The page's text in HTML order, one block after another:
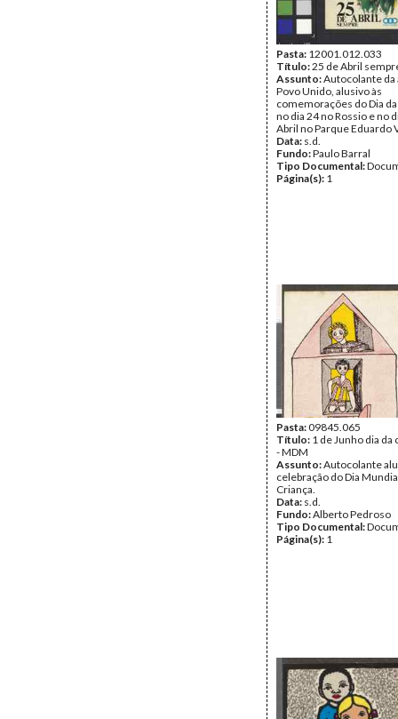
Pasta: 12001.012.033
Título:25 de Abril
Assunto:Autocolante da
Povo Unido, alusivo às
comemorações do Dia
no dia 24 no Rossio e no
Abril no Parque Eduardo
Data: s.d.
Fundo:Paulo Barral
Tipo Documental:
Página(s): 1
Pasta:09845.065
Título: 1 de Junho dia da
- MDM
Assunto:Autocolante
celebração do Dia
Criança.
Data: s.d.
Fundo:Alberto Pedroso
Tipo Documental:
Página(s): 1